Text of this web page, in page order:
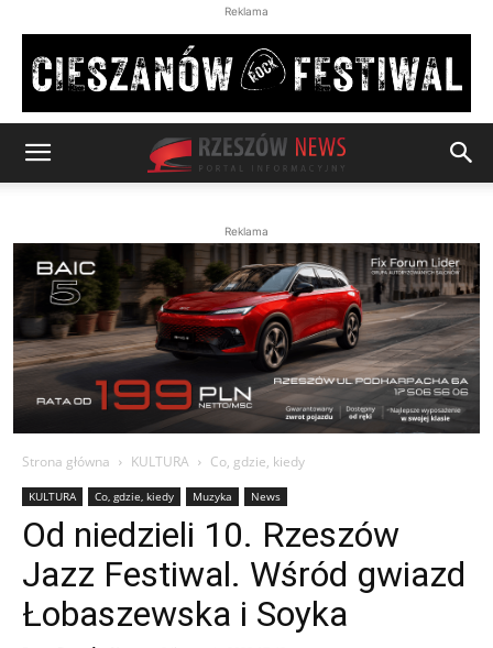
Reklama
Reklama
Strona główna KULTURA Co, gdzie, kiedy
KULTURA Co, gdzie, kiedy Muzyka News
Od niedzieli 10. Rzeszów
Jazz Festiwal. Wśród gwiazd
Łobaszewska i Soyka